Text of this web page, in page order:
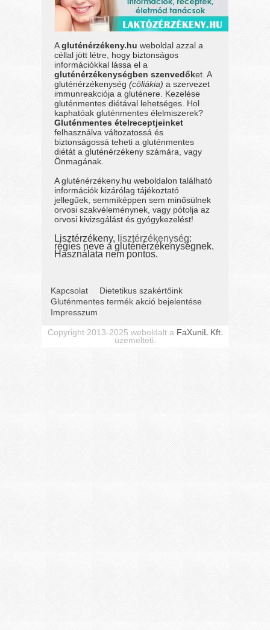
Agluténérzékeny.hu weboldal azzal a
céllal jött létre, hogy biztonságos
információkkal lássa el a
gluténérzékenységben szenvedőket. A
gluténérzékenység(cöliákia) a szervezet
immunreakciója a gluténere. Kezelése
gluténmentes diétával lehetséges. Hol
kaphatóak gluténmentes élelmiszerek?
Gluténmentes ételreceptjeinket
felhasználva változatossá és
biztonságossá teheti a gluténmentes
diétát a gluténérzékeny számára, vagy
Önmagának.
A gluténérzékeny.hu weboldalon található
információk kizárólag tájékoztató
jellegűek, semmiképpen sem minősülnek
orvosi szakvéleménynek, vagy pótolja az
orvosi kivizsgálást és gyógykezelést!
Lisztérzékeny, lisztérzékenység:
régies neve a gluténérzékenységnek.
Használata nem pontos.
Kapcsolat
Dietetikus szakértőink
Gluténmentes termék akció bejelentése
Impresszum
Copyright 2013-2025 weboldalt a FaXuniL Kft.
üzemelteti.